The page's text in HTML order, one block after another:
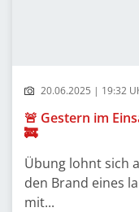
20.06.2025 | 19:32
🚨 Gestern im
🚒
Übung lohnt sich
den Brand eines
mit...